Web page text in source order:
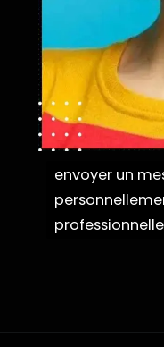
envoyer un
envoyer un